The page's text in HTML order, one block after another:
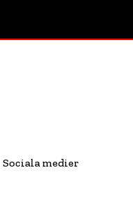
Sociala medier